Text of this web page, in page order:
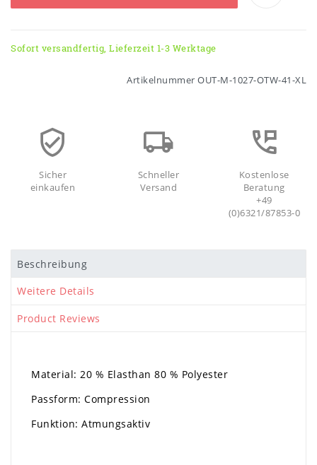
Sofort versandfertig, Lieferzeit 1-3 Werktage
Artikelnummer OUT-M-1027-OTW-41-XL
Sicher
einkaufen
Schneller
Versand
Kostenlose
Beratung
+49
(0)6321/87853-0
Beschreibung
Weitere Details
Product Reviews
Material: 20 % Elasthan 80 % Polyester
Passform: Compression
Funktion: Atmungsaktiv